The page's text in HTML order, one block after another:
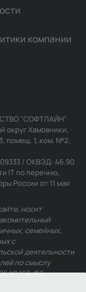
компании
"СОФТЛАЙН"
округ Хамовники,
3, помещ. 1, ком. №2,
/ ОКВЭД: 46.90
IT по перечню,
России от 11 мая
носит
семейных,
с
деятельности
по смыслу
№ 168-ФЗ.